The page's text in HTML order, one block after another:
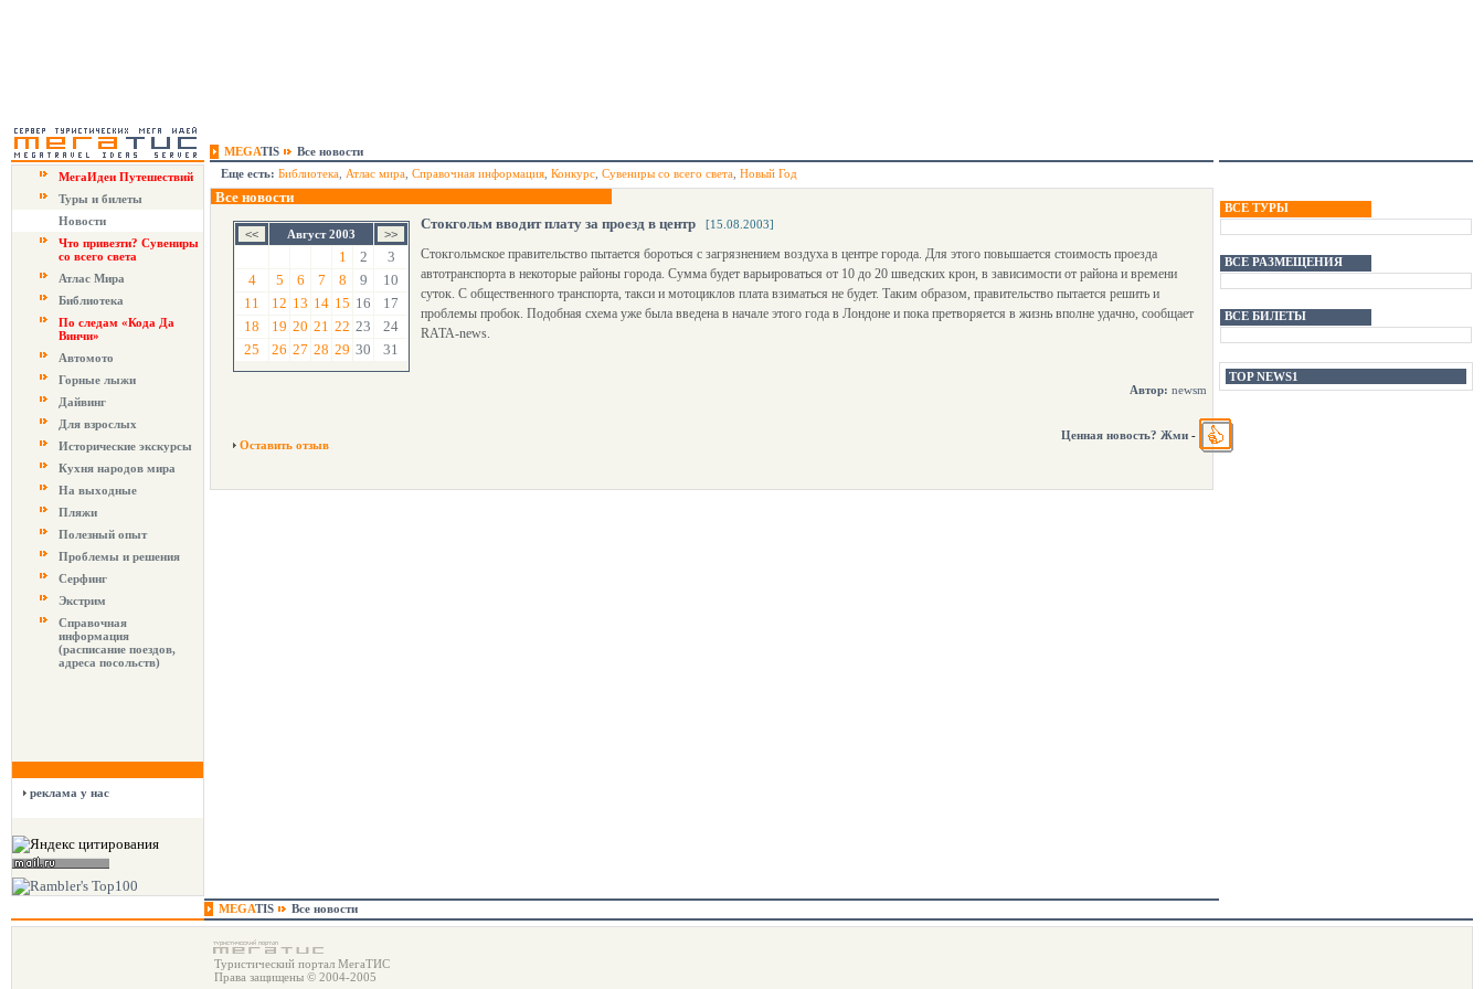
MEGATIS
Все новости
МегаИдеи Путешествий
Туры и билеты
Новости
Что привезти? Сувениры
со всего света
Атлас Мира
Библиотека
По следам «Кода Да
Винчи»
Автомото
Горные лыжи
Дайвинг
Для взрослых
Исторические экскурсы
Кухня народов мира
На выходные
Пляжи
Полезный опыт
Проблемы и решения
Серфинг
Экстрим
Справочная
информация
(расписание поездов,
адреса посольств)
реклама у нас
Еще есть: Библиотека Атлас мира Справочная информация Конкурс Сувениры со всего света Новый Год
Все новости
Август 2003
1 2
3
4
5 6 7 8 9
10
11
12 13 14 15 16
17
18
19 20 21 22 23
24
25
26 27 28 29 30 31
Стокгольм вводит плату за проезд в центр [15.08.2003]
Стокгольмское правительство пытается бороться с загрязнением воздуха в центре города. Для этого повышается стоимость проезда
автотранспорта в некоторые районы города. Сумма будет варьироваться от 10 до 20 шведских крон, в зависимости от района и времени
суток. С общественного транспорта, такси и мотоциклов плата взиматься не будет. Таким образом, правительство пытается решить и
проблемы пробок. Подобная схема уже была введена в начале этого года в Лондоне и пока претворяется в жизнь вполне удачно, сообщает
RATA-news.
Автор: newsm
Оставить отзыв
Ценная новость? Жми -
ВСЕ ТУРЫ
ВСЕ РАЗМЕЩЕНИЯ
ВСЕ БИЛЕТЫ
TOP NEWS1
MEGATIS Все новости
Туристический портал МегаТИС
Права защищены © 2004-2005